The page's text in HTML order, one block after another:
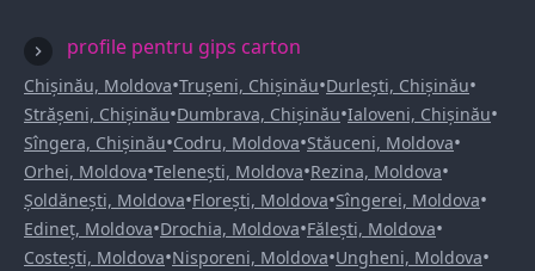
profile pentru gips carton
Chișinău, Moldova•Trușeni, Chișinău•Durlești, Chișinău•
Strășeni, Chișinău•Dumbrava, Chișinău•Ialoveni, Chișinău•
Sîngera, Chișinău•Codru, Moldova•Stăuceni, Moldova•
Orhei, Moldova•Telenești, Moldova•Rezina, Moldova•
Șoldănești, Moldova•Florești, Moldova•Sîngerei, Moldova•
Edineț, Moldova•Drochia, Moldova•Fălești, Moldova•
Costești, Moldova•Nisporeni, Moldova•Ungheni, Moldova•